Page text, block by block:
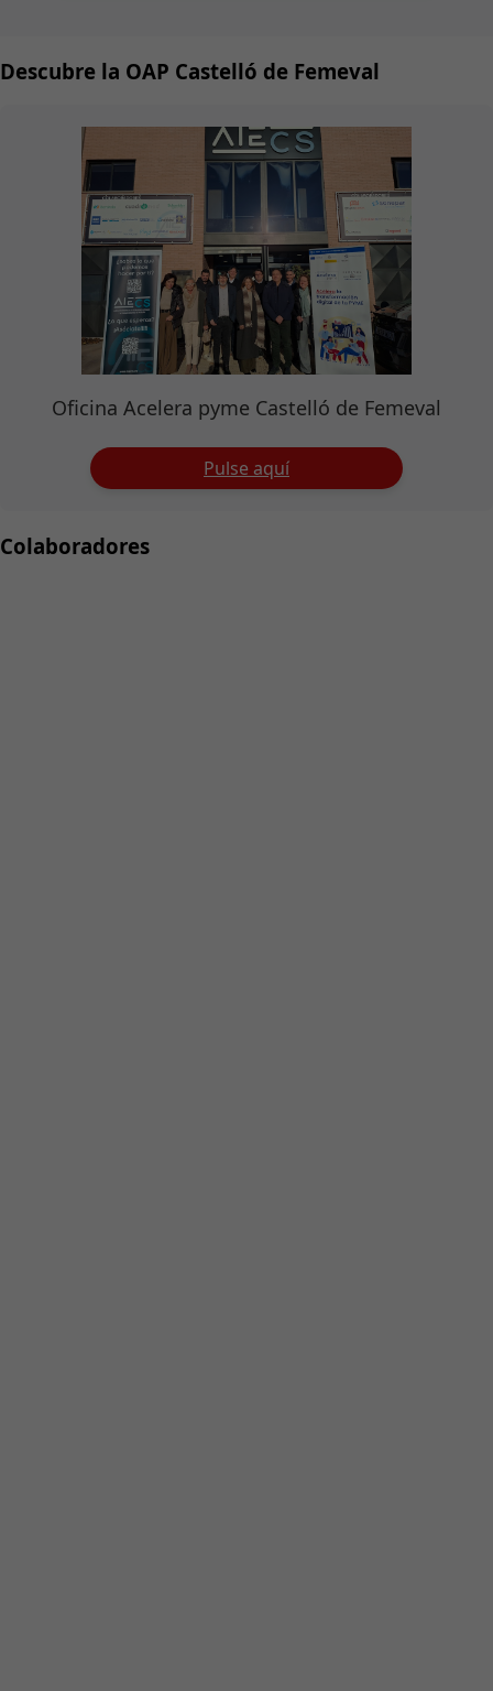
Descubre la OAP Castelló de Femeval
Oficina Acelera pyme Castelló de Femeval
Pulse aquí
Colaboradores